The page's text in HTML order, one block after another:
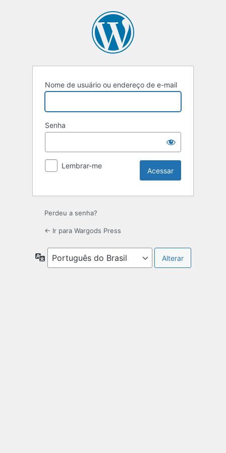
Nome de usuário ou endereço de e-mail
Senha
Lembrar-me
Perdeu a senha?
← Ir para Wargods Press
Idioma